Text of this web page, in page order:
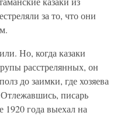
за то, что они
Но, когда казаки
расстрелянных, он
до заимки, где хозяева
Отлежавшись, писарь
1920 года выехал на